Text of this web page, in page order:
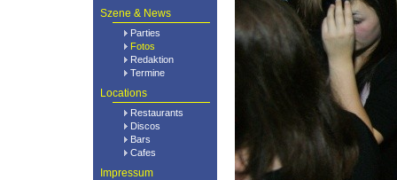
Szene & News
Parties
Fotos
Redaktion
Termine
Locations
Restaurants
Discos
Bars
Cafes
Impressum